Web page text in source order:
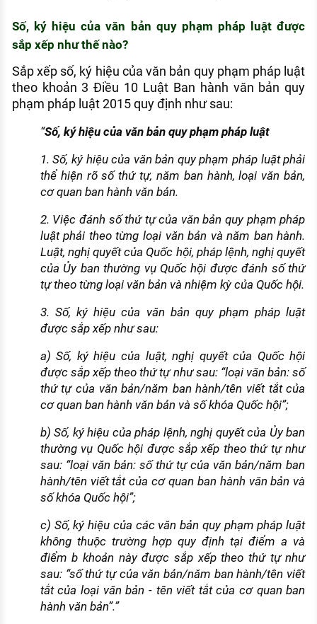
Số, ký hiệu của văn bản quy phạm pháp luật được
sắp xếp như thế nào?
Sắp xếp số, ký hiệu của văn bản quy phạm pháp luật
theo khoản 3 Điều 10 Luật Ban hành văn bản quy
phạm pháp luật 2015 quy định như sau:
“Số, ký hiệu của văn bản quy phạm pháp luật
1. Số, ký hiệu của văn bản quy phạm pháp luật phải
thể hiện rõ số thứ tự, năm ban hành, loại văn bản,
cơ quan ban hành văn bản.
2. Việc đánh số thứ tự của văn bản quy phạm pháp
luật phải theo từng loại văn bản và năm ban hành.
Luật, nghị quyết của Quốc hội, pháp lệnh, nghị quyết
của Ủy ban thường vụ Quốc hội được đánh số thứ
tự theo từng loại văn bản và nhiệm kỳ của Quốc hội.
3. Số, ký hiệu của văn bản quy phạm pháp luật
được sắp xếp như sau:
a) Số, ký hiệu của luật, nghị quyết của Quốc hội
được sắp xếp theo thứ tự như sau: “loại văn bản: số
thứ tự của văn bản/năm ban hành/tên viết tắt của
cơ quan ban hành văn bản và số khóa Quốc hội”;
b) Số, ký hiệu của pháp lệnh, nghị quyết của Ủy ban
thường vụ Quốc hội được sắp xếp theo thứ tự như
sau: “loại văn bản: số thứ tự của văn bản/năm ban
hành/tên viết tắt của cơ quan ban hành văn bản và
số khóa Quốc hội”;
c) Số, ký hiệu của các văn bản quy phạm pháp luật
không thuộc trường hợp quy định tại điểm a và
điểm b khoản này được sắp xếp theo thứ tự như
sau: “số thứ tự của văn bản/năm ban hành/tên viết
tắt của loại văn bản - tên viết tắt của cơ quan ban
hành văn bản”.”